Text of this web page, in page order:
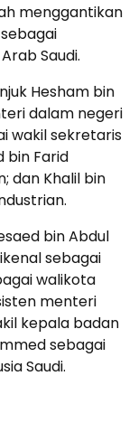
menggantikan
Saudi.
Hesham bin
dalam negeri
wakil sekretaris
bin Farid
dan Khalil bin
bin Abdul
sebagai
walikota
menteri
kepala badan
sebagai
Saudi.